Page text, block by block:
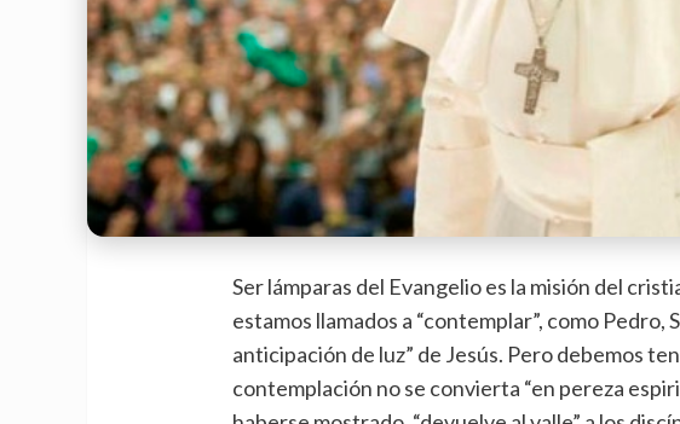
Ser lámparas del Evangelio es la misión del
estamos llamados a “contemplar”, como Pedro,
anticipación de luz” de Jesús. Pero debemos
contemplación no se convierta “en pereza